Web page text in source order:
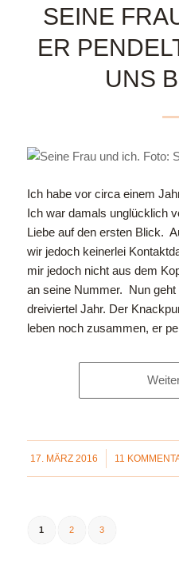
SEINE
ER
UNS
Ich habe vor circa einem
Ich war damals unglücklich
Liebe auf den ersten Blick.
wir jedoch keinerlei
mir jedoch nicht aus dem
an seine Nummer. Nun
dreiviertel Jahr. Der
leben noch zusammen, er
17. MÄRZ 2016
/ 11 /
1 2 3